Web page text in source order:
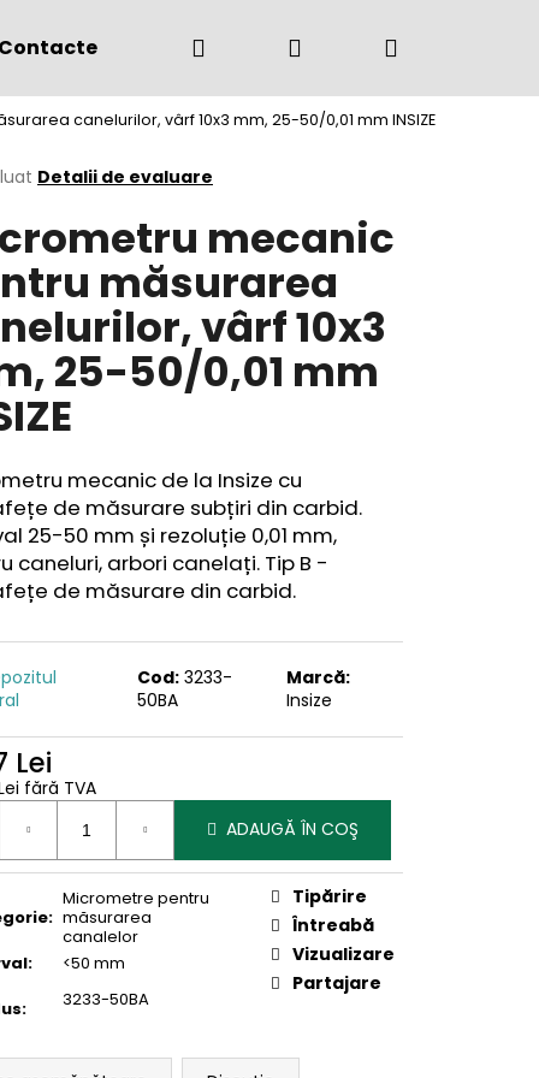
Contacte (+4) 0775 291 134
Căutare Autentificare
canelurilor, vârf 10x3 mm, 25-50/0,01 mm INSIZE
Detalii de evaluare
mecanic
măsurarea
vârf 10x3
25-50/0,01 mm
mecanic de la Insize cu
de măsurare subțiri din carbid.
25-50 mm și rezoluție 0,01 mm,
caneluri, arbori canelați. Tip B -
de măsurare din carbid.
Cod: 3233-
50BA
Marcă:
Insize
Lei
fără TVA
ADAUGĂ ÎN COŞ
:
Micrometre pentru
măsurarea
canalelor
:
<50 mm
: 3233-50BA
Tipărire
Întreabă
Vizualizare
Partajare